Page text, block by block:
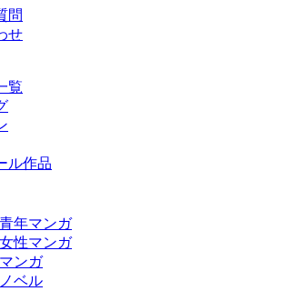
問
せ
覧
ル作品
年マンガ
性マンガ
ンガ
ベル